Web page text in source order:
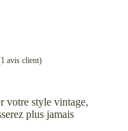
1 avis client)
votre style vintage,
plus jamais